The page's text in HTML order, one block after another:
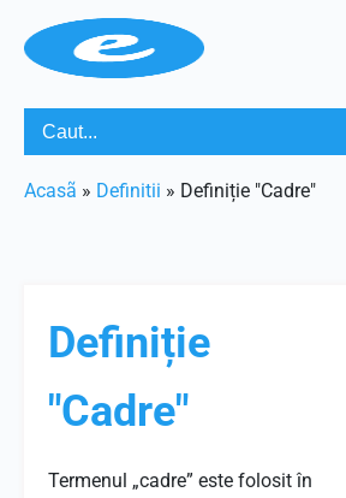
Acasã » Definitii » Definiție "Cadre"
Definiție
"Cadre"
Termenul „cadre” este folosit în